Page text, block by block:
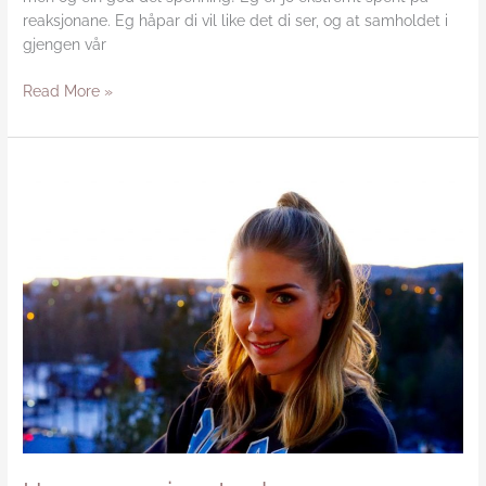
reaksjonane. Eg håpar di vil like det di ser, og at samholdet i
gjengen vår
Read More »